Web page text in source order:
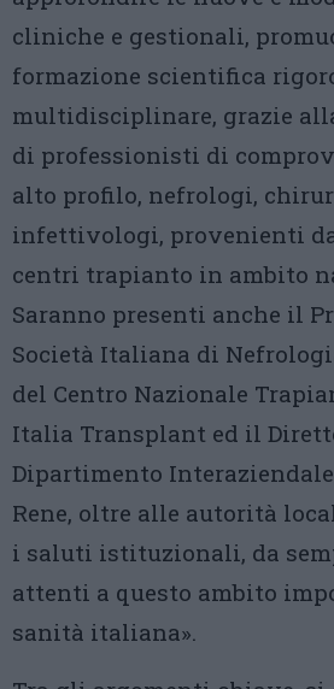
cliniche e gestionali,
formazione scientifica
multidisciplinare, grazie
di professionisti di
alto profilo, nefrologi,
infettivologi, provenienti
centri trapianto in ambito
Saranno presenti anche il
Società Italiana di
del Centro Nazionale
Italia Transplant ed il
Dipartimento
Rene, oltre alle autorità
i saluti istituzionali, da
attenti a questo ambito
sanità italiana».